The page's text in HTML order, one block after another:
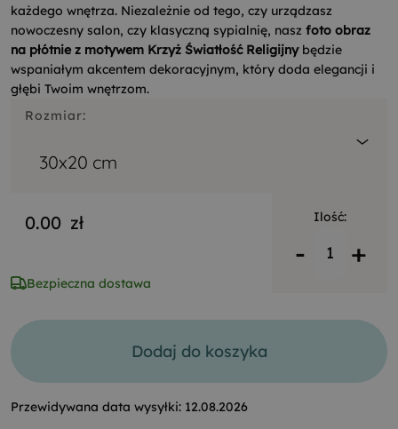
każdego wnętrza. Niezależnie od tego, czy urządzasz
nowoczesny salon, czy klasyczną sypialnię, nasz foto obraz
na płótnie z motywem Krzyż Światłość Religijnybędzie
wspaniałym akcentem dekoracyjnym, który doda elegancji i
głębi Twoim wnętrzom.
Rozmiar:
30x20 cm
0.00 zł
Bezpieczna dostawa
Ilość:
- +
Dodaj do koszyka
Przewidywana data wysyłki: 12.08.2026